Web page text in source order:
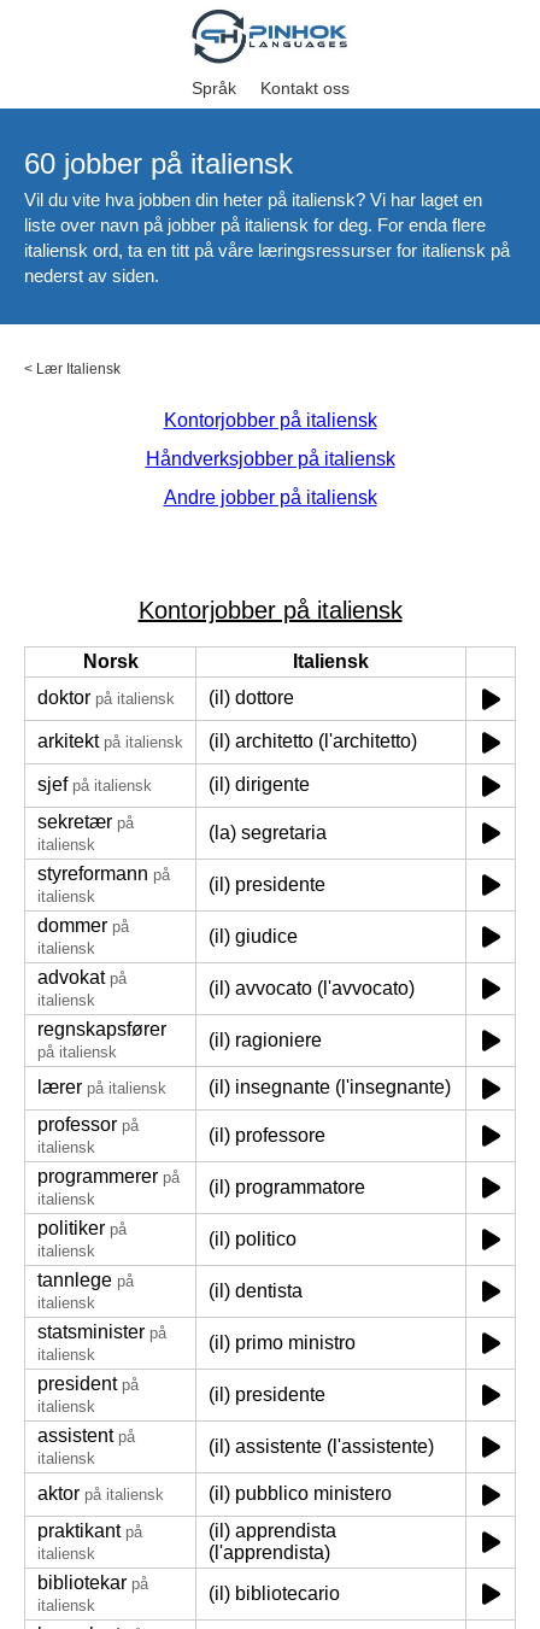
Språk Kontakt oss
60 jobber på italiensk
Vil du vite hva jobben din heter på italiensk? Vi har laget en
liste over navn på jobber på italiensk for deg. For enda flere
italiensk ord, ta en titt på våre læringsressurser for italiensk på
nederst av siden.
< Lær Italiensk
Kontorjobber på italiensk
Håndverksjobber på italiensk
Andre jobber på italiensk
Kontorjobber på italiensk
Norsk
Italiensk
doktor på italiensk (il) dottore
arkitekt på italiensk (il) architetto (l'architetto)
sjef på italiensk
(il) dirigente
sekretær på
italiensk
(la) segretaria
styreformann på
italiensk
(il) presidente
dommer på
italiensk
(il) giudice
advokat på
italiensk
(il) avvocato (l'avvocato)
regnskapsfører
på italiensk
(il) ragioniere
lærer på italiensk
(il) insegnante (l'insegnante)
professor på
italiensk
(il) professore
programmerer på
italiensk
(il) programmatore
politiker på
italiensk
(il) politico
tannlege på
italiensk
(il) dentista
statsminister på
italiensk
(il) primo ministro
president på
italiensk
(il) presidente
assistent på
italiensk
(il) assistente (l'assistente)
aktor på italiensk
(il) pubblico ministero
praktikant på
italiensk
(il) apprendista
(l'apprendista)
bibliotekar på
italiensk
(il) bibliotecario